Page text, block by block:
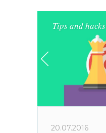
Tips and hacks
20.07.2016